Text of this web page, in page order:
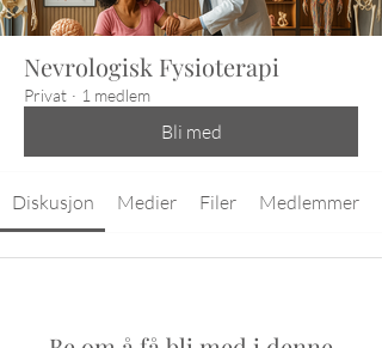
Nevrologisk Fysioterapi
Privat · 1 medlem
Bli med
Diskusjon Medier Filer Medlemmer